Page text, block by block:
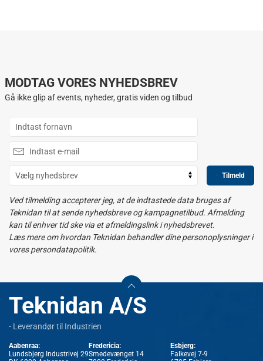
MODTAG VORES NYHEDSBREV
Gå ikke glip af events, nyheder, gratis viden og tilbud
Tilmeld
Ved tilmelding accepterer jeg, at de indtastede data bruges af
Teknidan til at sende nyhedsbreve og kampagnetilbud. Afmelding
kan til enhver tid ske via et afmeldingslink i nyhedsbrevet.
Læs mere om hvordan Teknidan behandler dine personoplysninger i
vores persondatapolitik.
Teknidan A/S
- Leverandør til Industrien
Aabenraa:
Lundsbjerg Industrivej 29
Fredericia:
Smedevænget 14
Esbjerg:
Falkevej 7-9